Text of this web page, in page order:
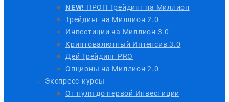
NEW! ПРОП Трейдинг на Миллион
Трейдинг на Миллион 2.0
Инвестиции на Миллион 3.0
Криптовалютный Интенсив 3.0
Дей Трейдинг PRO
Опционы на Миллион 2.0
Экспресс-курсы
От нуля до первой Инвестиции